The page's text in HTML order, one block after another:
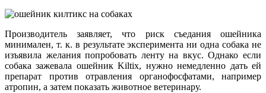
Производитель заявляет, что риск съедания ошейника
минимален, т. к. в результате эксперимента ни одна собака не
изъявила желания попробовать ленту на вкус. Однако если
собака зажевала ошейник Kiltix, нужно немедленно дать ей
препарат против отравления органофосфатами, например
атропин, а затем показать животное ветеринару.